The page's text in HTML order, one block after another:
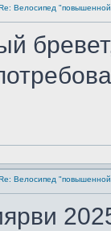
Велосипед
Велосипед